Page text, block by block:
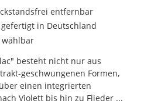
entfernbar
in Deutschland
wählbar
besteht nicht nur aus
geschwungenen Formen,
einen integrierten
Violett bis hin zu Flieder ...